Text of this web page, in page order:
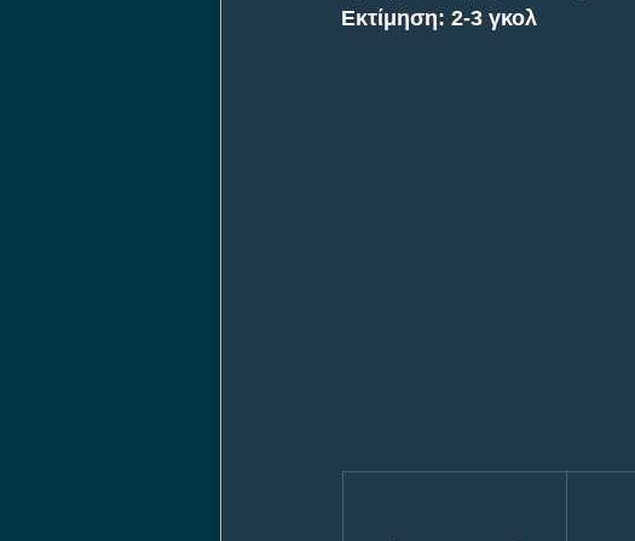
Εκτίμηση: 2-3 γκολ